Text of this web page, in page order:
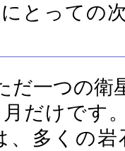
とっての
だ一つの
だけです
、多くの